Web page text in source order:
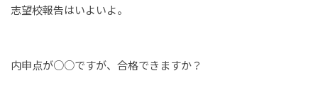
志望校報告はいよいよ。
内申点が○○ですが、合格できますか？